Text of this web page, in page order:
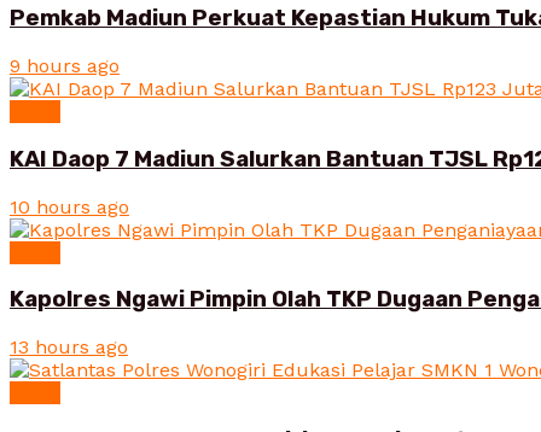
Pemkab Madiun Perkuat Kepastian Hukum
9 hours ago
KAI Daop 7 Madiun Salurkan Bantuan TJSL
10 hours ago
Kapolres Ngawi Pimpin Olah TKP Dugaan
13 hours ago